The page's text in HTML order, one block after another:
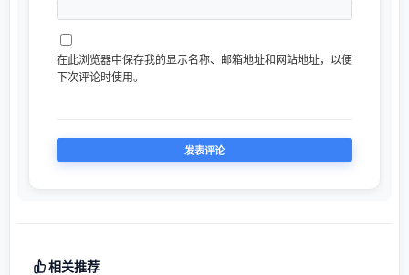
在此浏览器中保存我的显示名称、邮箱地址和网站地址，以便
下次评论时使用。
相关推荐